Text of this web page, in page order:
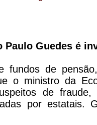
Guedes é
fundos de
o ministro da
de
por